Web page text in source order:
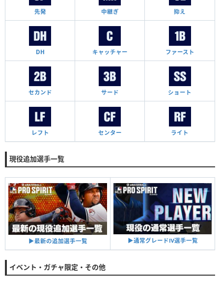
先発 中継ぎ 抑え
DH キャッチャー ファースト
セカンド サード ショート
レフト センター ライト
現役追加選手一覧
▶︎最新の追加選手一覧 ▶︎通常グレードⅣ選手一覧
イベント・ガチャ限定・その他